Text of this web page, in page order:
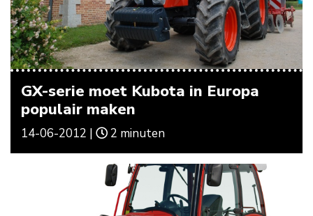
GX-serie moet Kubota in Europa
populair maken
14-06-2012 | 2 minuten